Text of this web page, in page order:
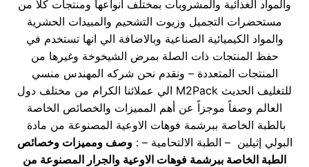
والمواد الغذائية والمشروبات بمختلف انواعها ومنتجات كلا من
مستحضرات التجميل وزيوت التشحيم والمبيدات الحشرية
والمواد الكيميائية الصناعية وبالاضافة الي انها تستخدم في
حفظ المنتجات ذات الصلة بمرض الشيخوخة وغيرها من
المنتجات المتعددة – ونقدم نحن شركه المهندس منسي
للتغليف الحديث M2Pack الي عملائنا الكرام من مختلف دول
العالم وصفاً موجزاً عن أهم المميزات والخصائص الخاصة
بالطبة الخاصة ببرشمة فوهات الاوعية المصنوعة من مادة
البولي إثيلين – الطبة الالتحامية – :وصف ومميزات وخصائص
الطبة الخاصة ببرشمة فوهات الاوعية والجرار المصنوعة من